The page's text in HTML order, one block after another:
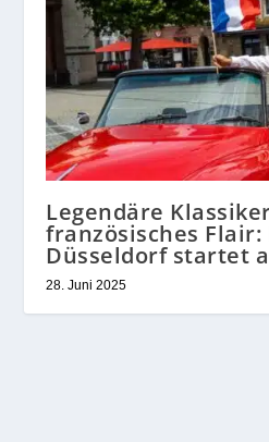
Legendäre
französisches Flair:
Düsseldorf startet
28. Juni 2025